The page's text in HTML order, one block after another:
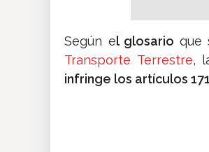
Según el glosario que
Transporte Terrestre,
infringe los artículos